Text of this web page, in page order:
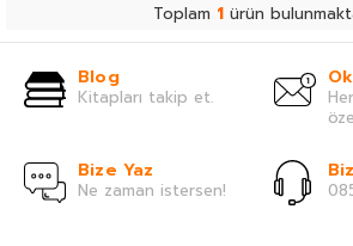
Toplam 1ürün
Blog
Kitapları takip et.
Bize Yaz
Ne zaman istersen!